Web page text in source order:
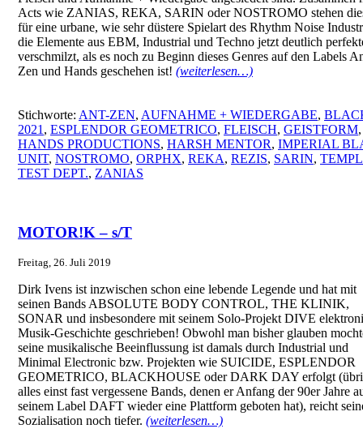
Acts wie ZANIAS, REKA, SARIN oder NOSTROMO stehen
für eine urbane, wie sehr düstere Spielart des Rhythm Noise
die Elemente aus EBM, Industrial und Techno jetzt deutlich
verschmilzt, als es noch zu Beginn dieses Genres auf den Labels
Zen und Hands geschehen ist! (weiterlesen…)
Stichworte: ANT-ZEN, AUFNAHME + WIEDERGABE,
2021 , ESPLENDOR GEOMETRICO, FLEISCH, GEISTFORM,
HANDS PRODUCTIONS, HARSH MENTOR, IMPERIAL
UNIT, NOSTROMO, ORPHX, REKA, REZIS, SARIN,
TEST DEPT., ZANIAS
MOTOR!K – s/T
Freitag, 26. Juli 2019
Dirk Ivens ist inzwischen schon eine lebende Legende und hat mit
seinen Bands ABSOLUTE BODY CONTROL, THE KLINIK,
SONAR und insbesondere mit seinem Solo-Projekt DIVE
Musik-Geschichte geschrieben! Obwohl man bisher glauben
seine musikalische Beeinflussung ist damals durch Industrial und
Minimal Electronic bzw. Projekten wie SUICIDE, ESPLENDOR
GEOMETRICO, BLACKHOUSE oder DARK DAY erfolgt
alles einst fast vergessene Bands, denen er Anfang der 90er Jahre
seinem Label DAFT wieder eine Plattform geboten hat), reicht
Sozialisation noch tiefer. (weiterlesen…)